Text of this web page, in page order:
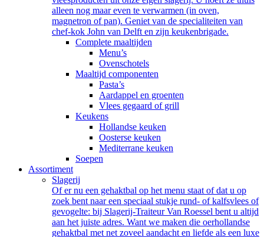
alleen nog maar even te verwarmen (in oven,
magnetron of pan). Geniet van de specialiteiten van
chef-kok John van Delft en zijn keukenbrigade.
Complete maaltijden
Menu’s
Ovenschotels
Maaltijd componenten
Pasta’s
Aardappel en groenten
Vlees gegaard of grill
Keukens
Hollandse keuken
Oosterse keuken
Mediterrane keuken
Soepen
Assortiment
Slagerij
Of er nu een gehaktbal op het menu staat of dat u op
zoek bent naar een speciaal stukje rund- of kalfsvlees of
gevogelte: bij Slagerij-Traiteur Van Roessel bent u altijd
aan het juiste adres. Want we maken die oerhollandse
gehaktbal met net zoveel aandacht en liefde als een luxe